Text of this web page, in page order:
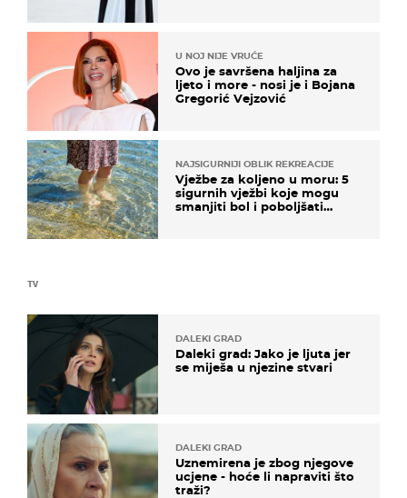
TV
DALEKI GRAD
Daleki grad: Jako je ljuta jer
se miješa u njezine stvari
DALEKI GRAD
Uznemirena je zbog njegove
ucjene - hoće li napraviti što
traži?
U NOJ NIJE VRUĆE
Ovo je savršena haljina za
ljeto i more - nosi je i Bojana
Gregorić Vejzović
NAJSIGURNIJI OBLIK REKREACIJE
Vježbe za koljeno u moru: 5
sigurnih vježbi koje mogu
smanjiti bol i poboljšati